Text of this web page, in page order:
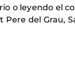
o leyendo el
Pere del Grau,